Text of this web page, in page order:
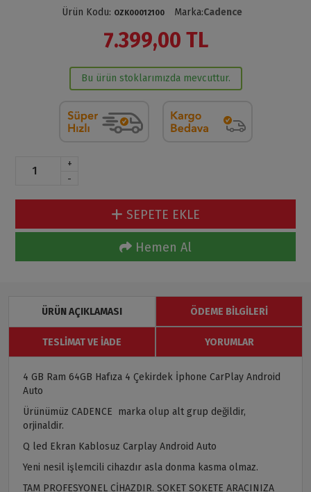
Ürün Kodu: OZK00012100 Marka:Cadence
7.399,00 TL
Bu ürün stoklarımızda mevcuttur.
+
-
SEPETE EKLE
Hemen Al
ÜRÜN AÇIKLAMASI ÖDEME BILGILERI
TESLIMAT VE İADE YORUMLAR
4 GB Ram 64GB Hafıza 4 Çekirdek İphone CarPlay Android
Auto
Ürünümüz CADENCE marka olup alt grup değildir,
orjinaldir.
Q led Ekran Kablosuz Carplay Android Auto
Yeni nesil işlemcili cihazdır asla donma kasma olmaz.
TAM PROFESYONEL CİHAZDIR. SOKET SOKETE ARACINIZA